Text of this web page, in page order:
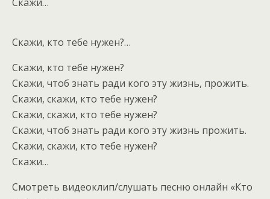
Скажи, кто тебе нужен?…
Скажи, кто тебе нужен?
Скажи, чтоб знать ради кого эту жизнь, прожить.
Скажи, скажи, кто тебе нужен?
Скажи, скажи, кто тебе нужен?
Скажи, чтоб знать ради кого эту жизнь прожить.
Скажи, скажи, кто тебе нужен?
Скажи…
Смотреть видеоклип/слушать песню онлайн «Кто